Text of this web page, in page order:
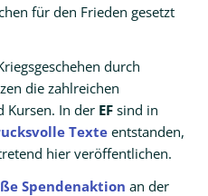
für den Frieden gesetzt
durch
die zahlreichen
Kursen. In der EF sind in
Texte entstanden,
hier veröffentlichen.
Spendenaktion an der